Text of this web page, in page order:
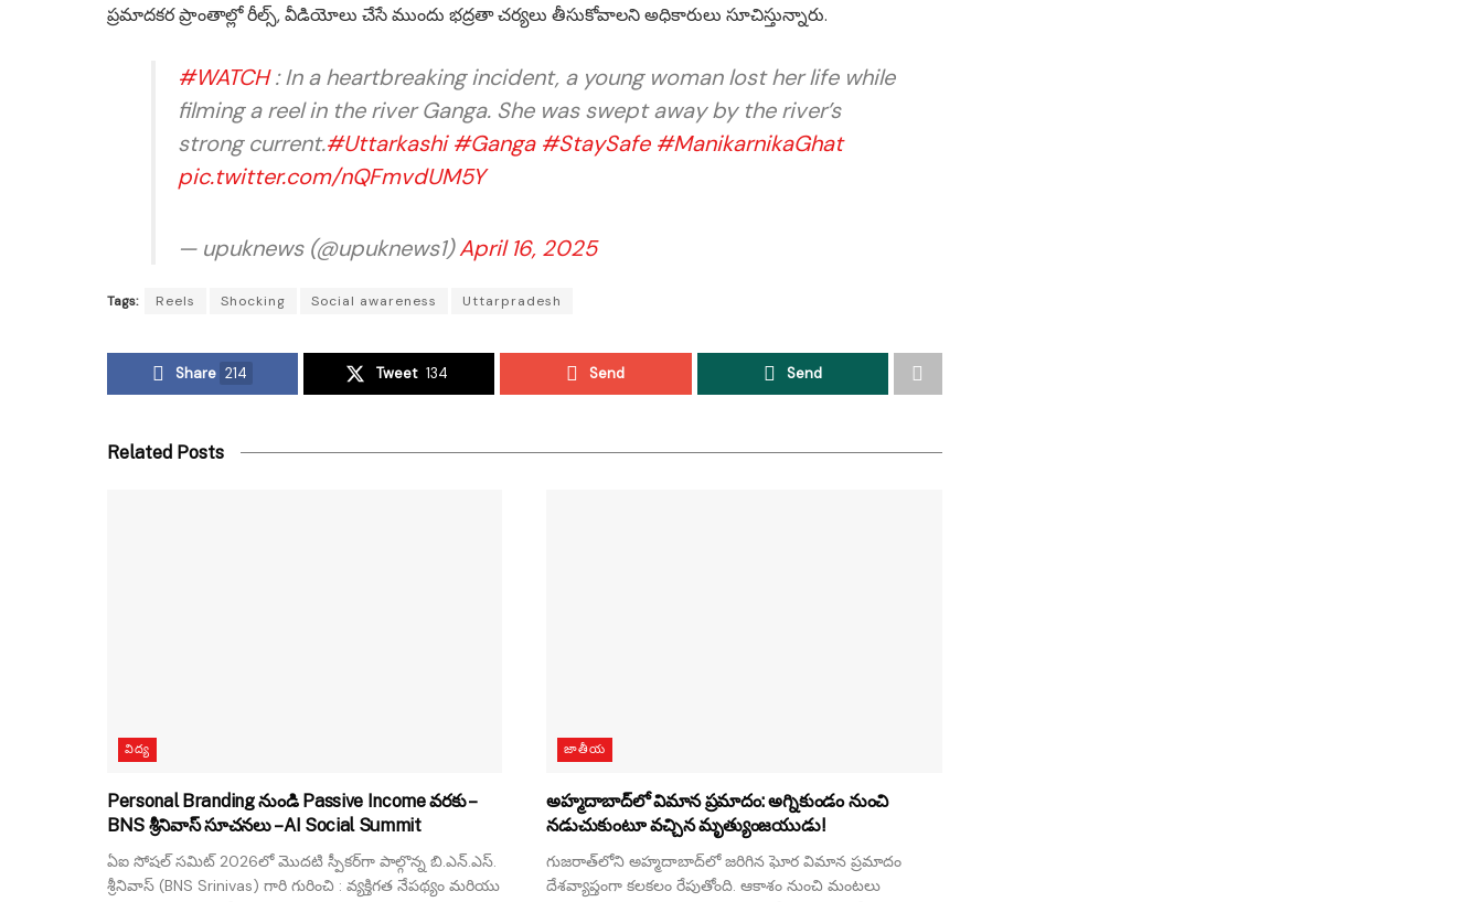
ప్రమాదకర ప్రాంతాల్లో రీల్స్, వీడియోలు చేసే ముందు భద్రతా చర్యలు తీసుకోవాలని అధికారులు సూచిస్తున్నారు.
#WATCH: In a heartbreaking incident, a young woman lost her life while
filming a reel in the river Ganga. She was swept away by the river’s
strong current.#Uttarkashi #Ganga #StaySafe #ManikarnikaGhat
pic.twitter.com/nQFmvdUM5Y
— upuknews (@upuknews1)April 16, 2025
Tags: Reels Shocking Social awareness Uttarpradesh
Share 214 Tweet 134 Send Send
Related Posts
విద్య
Personal Branding నుండి Passive Income వరకు –
BNS శ్రీనివాస్ సూచనలు – AI Social Summit
ఏఐ సోషల్ సమిట్ 2026లో మొదటి స్పీకర్‌గా పాల్గొన్న బి.ఎన్.ఎస్.
శ్రీనివాస్ (BNS Srinivas) గారి గురించి : వ్యక్తిగత నేపథ్యం మరియు
జాతీయ
అహ్మదాబాద్‌లో విమాన ప్రమాదం: అగ్నికుండం నుంచి
నడుచుకుంటూ వచ్చిన మృత్యుంజయుడు!
గుజరాత్‌లోని అహ్మదాబాద్‌లో జరిగిన ఘోర విమాన ప్రమాదం
దేశవ్యాప్తంగా కలకలం రేపుతోంది. ఆకాశం నుంచి మంటలు